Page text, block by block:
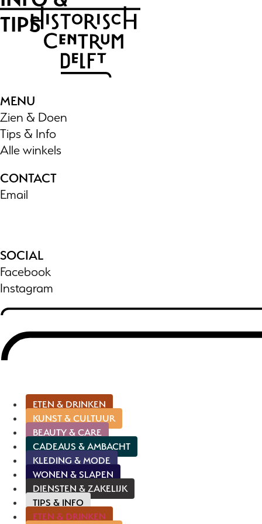
TIPS
MENU
Zien & Doen
Tips & Info
Alle winkels
CONTACT
Email
SOCIAL
Facebook
Instagram
ETEN & DRINKEN
KUNST & CULTUUR
BEAUTY & CARE
CADEAUS & AMBACHT
KLEDING & MODE
WONEN & SLAPEN
DIENSTEN & ZAKELIJK
TIPS & INFO
ETEN & DRINKEN